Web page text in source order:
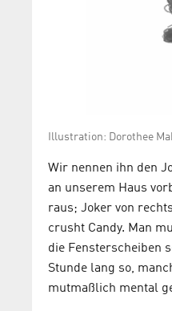
Illustration: Dorothee
Wir nennen ihn den
an unserem Haus
raus; Joker von
crusht Candy. Man
die Fensterscheiben
Stunde lang so,
mutmaßlich mental